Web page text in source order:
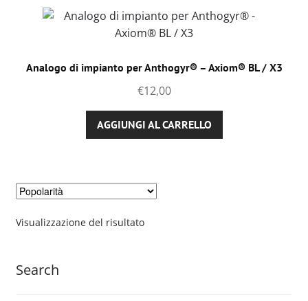
Analogo di impianto per Anthogyr® – Axiom® BL / X3
€12,00
AGGIUNGI AL CARRELLO
Visualizzazione del risultato
Search